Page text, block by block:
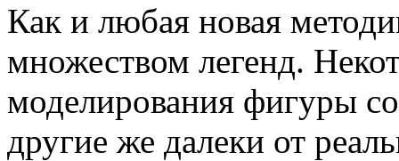
Как и любая новая
множеством легенд.
моделирования фигуры
другие же далеки от